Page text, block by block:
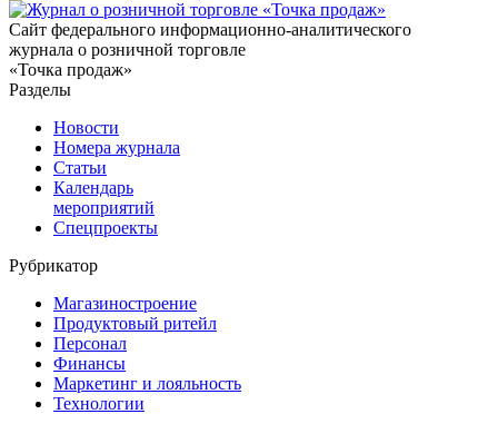
Сайт федерального информационно-аналитического
журнала о розничной торговле
«Точка продаж»
Разделы
Новости
Номера журнала
Статьи
Календарь
мероприятий
Спецпроекты
Рубрикатор
Магазиностроение
Продуктовый ритейл
Персонал
Финансы
Маркетинг и лояльность
Технологии